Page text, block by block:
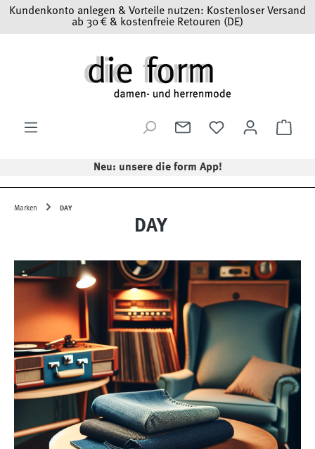
Zum Hauptinhalt springen
Kundenkonto anlegen & Vorteile nutzen: Kostenloser Versand
ab 30 € & kostenfreie Retouren (DE)
Neu: unsere die form App!
Marken DAY
DAY